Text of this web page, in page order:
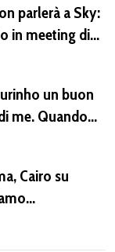
parlerà a Sky:
in meeting di
un buon
me. Quando
la
con gli
Cairo su
Distanza tra
del